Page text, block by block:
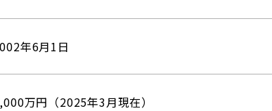
年6月1日
万円（2025年3月現在）